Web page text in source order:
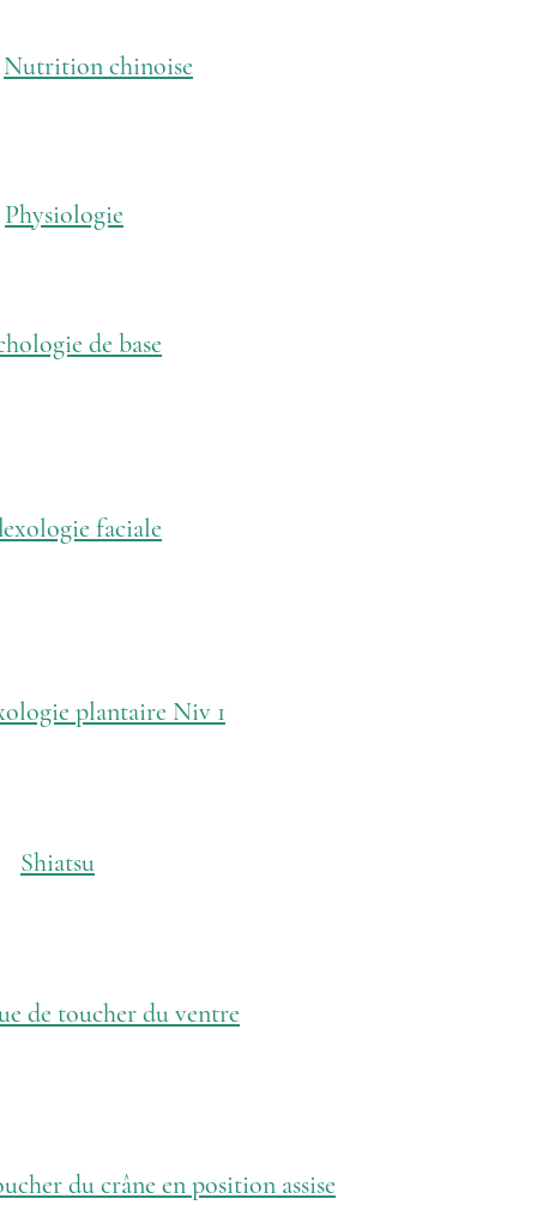
Nutrition chinoise
Physiologie
de base
faciale
plantaire Niv 1
Shiatsu
de toucher du ventre
du crâne en position assise